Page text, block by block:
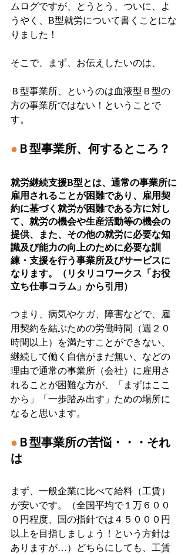
ムログですが、とうとう、ついに、よ
うやく、B型就労について書くことにな
りました！
そこで、まず、お伝えしたいのは、
Ｂ型事業所、というのは血液型Ｂ型の
方の事業所ではない！ということで
す。
● Ｂ型事業所、何するところ？
就労継続支援B型とは、通常の事業所に
雇用されることが困難であり、雇用契
約に基づく就労が困難である方に対し
て、就労の機会や生産活動等の機会の
提供、また、その他の就労に必要な知
識及び能力の向上のために必要な訓
練・支援を行う事業所及びサービスに
なります。（リタリコワークス「お役
立ち仕事コラム」から引用）
つまり、病気やケガ、障害などで、雇
用契約を結ぶための労働時間（週２０
時間以上）を満たすことができない、
継続して働く自信がまだ無い、などの
理由で通常の事業所（会社）に雇用さ
れることが困難な方が、「まずはここ
から」「一歩踏み出す」ための場所に
なると思います。
● Ｂ型事業所の苦悩・・・それ
は
まず、一般企業に比べて給料（工賃）
が安いです。（全国平均で１万６００
０円程度、国の指針では４５０００円
以上を目指しましょう！という方針は
ありますが…）どちらにしても、工賃